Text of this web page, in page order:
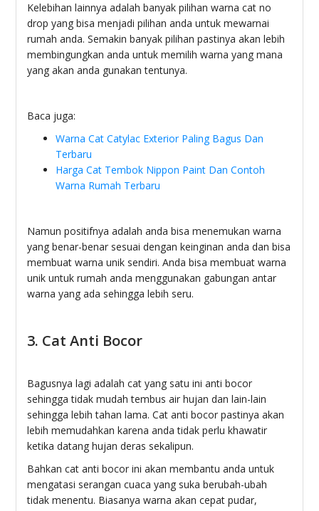
Kelebihan lainnya adalah banyak pilihan warna cat no
drop yang bisa menjadi pilihan anda untuk mewarnai
rumah anda. Semakin banyak pilihan pastinya akan lebih
membingungkan anda untuk memilih warna yang mana
yang akan anda gunakan tentunya.
Baca juga:
Warna Cat Catylac Exterior Paling Bagus Dan
Terbaru
Harga Cat Tembok Nippon Paint Dan Contoh
Warna Rumah Terbaru
Namun positifnya adalah anda bisa menemukan warna
yang benar-benar sesuai dengan keinginan anda dan bisa
membuat warna unik sendiri. Anda bisa membuat warna
unik untuk rumah anda menggunakan gabungan antar
warna yang ada sehingga lebih seru.
3. Cat Anti Bocor
Bagusnya lagi adalah cat yang satu ini anti bocor
sehingga tidak mudah tembus air hujan dan lain-lain
sehingga lebih tahan lama. Cat anti bocor pastinya akan
lebih memudahkan karena anda tidak perlu khawatir
ketika datang hujan deras sekalipun.
Bahkan cat anti bocor ini akan membantu anda untuk
mengatasi serangan cuaca yang suka berubah-ubah
tidak menentu. Biasanya warna akan cepat pudar,